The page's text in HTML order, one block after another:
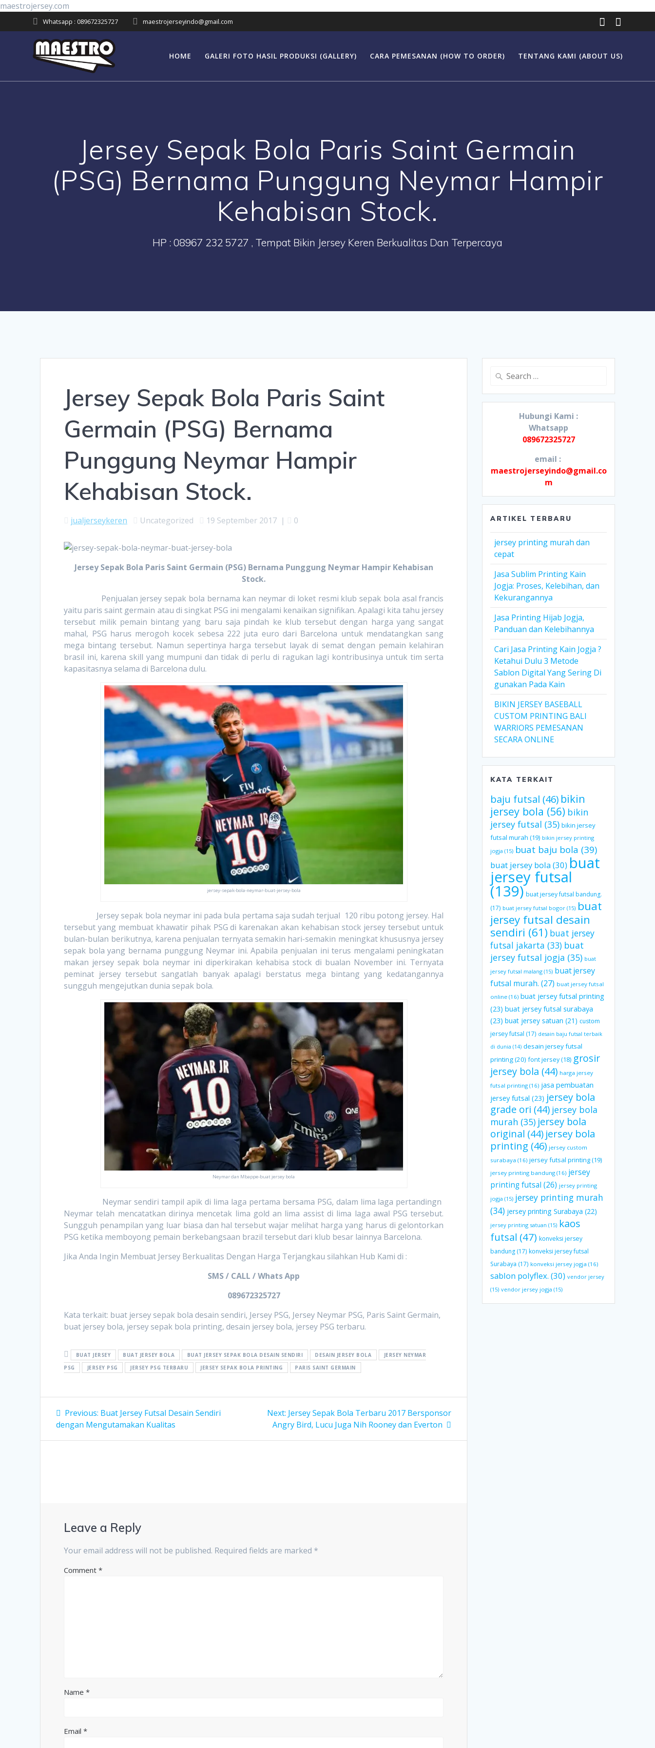
maestrojersey.com
content
Whatsapp : 089672325727 maestrojerseyindo@gmail.com
HOME GALERI FOTO HASIL PRODUKSI (GALLERY) CARA PEMESANAN (HOW TO ORDER) TENTANG KAMI (ABOUT US)
Jersey Sepak Bola Paris Saint Germain
(PSG) Bernama Punggung Neymar Hampir
Kehabisan Stock.
HP : 08967 232 5727 , Tempat Bikin Jersey Keren Berkualitas Dan Terpercaya
Jersey Sepak Bola Paris Saint
Germain (PSG) Bernama
Punggung Neymar Hampir
Kehabisan Stock.
jualjerseykeren Uncategorized 19 September 2017 | 0
Jersey Sepak Bola Paris Saint Germain (PSG) Bernama Punggung Neymar Hampir Kehabisan
Stock.
Penjualan jersey sepak bola bernama kan neymar di loket resmi klub sepak bola asal francis
yaitu paris saint germain atau di singkat PSG ini mengalami kenaikan signifikan. Apalagi kita tahu jersey
tersebut milik pemain bintang yang baru saja pindah ke klub tersebut dengan harga yang sangat
mahal, PSG harus merogoh kocek sebesa 222 juta euro dari Barcelona untuk mendatangkan sang
mega bintang tersebut. Namun sepertinya harga tersebut layak di semat dengan pemain kelahiran
brasil ini, karena skill yang mumpuni dan tidak di perlu di ragukan lagi kontribusinya untuk tim serta
kapasitasnya selama di Barcelona dulu.
jersey-sepak-bola-neymar-buat-jersey-bola
Jersey sepak bola neymar ini pada bula pertama saja sudah terjual 120 ribu potong jersey. Hal
tersebut yang membuat khawatir pihak PSG di karenakan akan kehabisan stock jersey tersebut untuk
bulan-bulan berikutnya, karena penjualan ternyata semakin hari-semakin meningkat khususnya jersey
sepak bola yang bernama punggung Neymar ini. Apabila penjualan ini terus mengalami peningkatan
makan jersey sepak bola neymar ini diperkirakan kehabisa stock di bualan November ini. Ternyata
peminat jersey tersebut sangatlah banyak apalagi berstatus mega bintang yang kedatangannya
sungguh mengejutkan dunia sepak bola.
Neymar dan Mbappe-buat jersey bola
Neymar sendiri tampil apik di lima laga pertama bersama PSG, dalam lima laga pertandingn
Neymar telah mencatatkan dirinya mencetak lima gold an lima assist di lima laga awal PSG tersebut.
Sungguh penampilan yang luar biasa dan hal tersebut wajar melihat harga yang harus di gelontorkan
PSG ketika memboyong pemain berkebangsaan brazil tersebut dari klub besar lainnya Barcelona.
Jika Anda Ingin Membuat Jersey Berkualitas Dengan Harga Terjangkau silahkan Hub Kami di :
SMS / CALL / Whats App
089672325727
Kata terkait: buat jersey sepak bola desain sendiri, Jersey PSG, Jersey Neymar PSG, Paris Saint Germain,
buat jersey bola, jersey sepak bola printing, desain jersey bola, jersey PSG terbaru.
BUAT JERSEY BUAT JERSEY BOLA BUAT JERSEY SEPAK BOLA DESAIN SENDIRI DESAIN JERSEY BOLA
JERSEY NEYMAR
PSG
JERSEY PSG JERSEY PSG TERBARU JERSEY SEPAK BOLA PRINTING PARIS SAINT GERMAIN
Post
navigation
Previous: Previous
post:
Buat Jersey Futsal Desain Sendiri
dengan Mengutamakan Kualitas
Next: Next
post:
Jersey Sepak Bola Terbaru 2017 Bersponsor
Angry Bird, Lucu Juga Nih Rooney dan Everton
Leave a Reply
Your email address will not be published. Required fields are marked *
Comment*
Name*
Email*
Search
Hubungi Kami :
Whatsapp
089672325727
email :
maestrojerseyindo@gmail.co
m
ARTIKEL TERBARU
jersey printing murah dan
cepat
Jasa Sublim Printing Kain
Jogja: Proses, Kelebihan, dan
Kekurangannya
Jasa Printing Hijab Jogja,
Panduan dan Kelebihannya
Cari Jasa Printing Kain Jogja ?
Ketahui Dulu 3 Metode
Sablon Digital Yang Sering Di
gunakan Pada Kain
BIKIN JERSEY BASEBALL
CUSTOM PRINTING BALI
WARRIORS PEMESANAN
SECARA ONLINE
KATA TERKAIT
baju futsal (46) bikin
jersey bola (56) bikin
jersey futsal (35) bikin jersey
futsal murah (19) bikin jersey printing
jogja (15) buat baju bola (39)
buat jersey bola(30) buat
jersey futsal
(139) buat jersey futsal bandung.
(17) buat jersey futsal bogor (15) buat
jersey futsal desain
sendiri (61) buat jersey
futsal jakarta (33) buat
jersey futsal jogja (35) buat
jersey futsal malang (15) buat jersey
futsal murah. (27) buat jersey futsal
online (16) buat jersey futsal printing
(23) buat jersey futsal surabaya
(23) buat jersey satuan (21) custom
jersey futsal (17) desain baju futsal terbaik
di dunia (14) desain jersey futsal
printing(20) font jersey(18) grosir
jersey bola (44) harga jersey
futsal printing (16) jasa pembuatan
jersey futsal (23) jersey bola
grade ori (44) jersey bola
murah (35) jersey bola
original (44) jersey bola
printing (46) jersey custom
surabaya (16) jersey futsal printing(19)
jersey printing bandung (16) jersey
printing futsal (26) jersey printing
jogja (15) jersey printing murah
(34) jersey printing Surabaya (22)
jersey printing satuan (15) kaos
futsal (47) konveksi jersey
bandung (17) konveksi jersey futsal
Surabaya (17) konveksi jersey jogja (16)
sablon polyflex. (30) vendor jersey
(15) vendor jersey jogja (15)